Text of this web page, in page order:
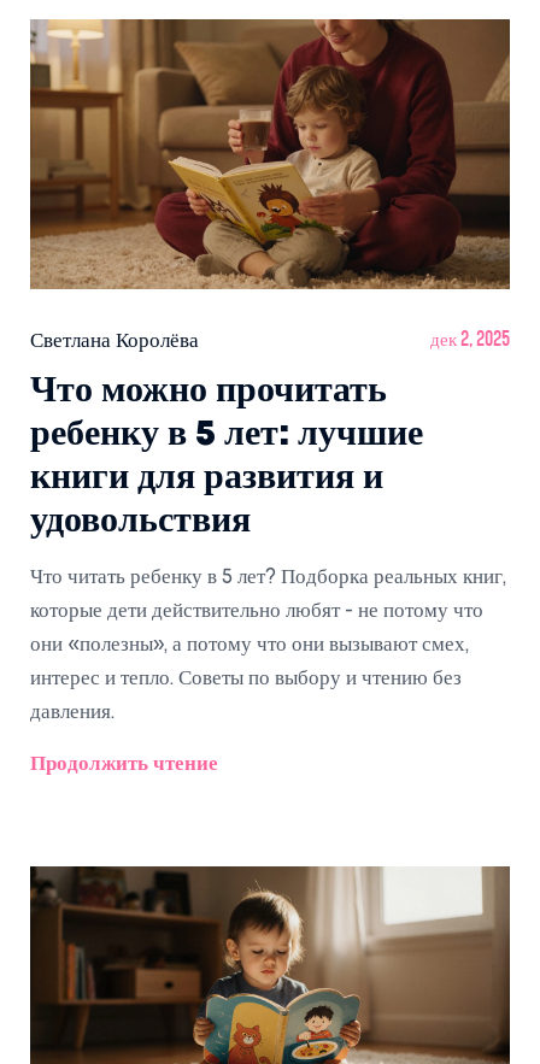
Светлана Королёва дек 2, 2025
Что можно прочитать
ребенку в 5 лет: лучшие
книги для развития и
удовольствия
Что читать ребенку в 5 лет? Подборка реальных книг,
которые дети действительно любят - не потому что
они «полезны», а потому что они вызывают смех,
интерес и тепло. Советы по выбору и чтению без
давления.
Продолжить чтение